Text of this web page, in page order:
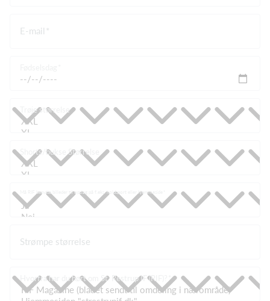
E-mail
Trøje størrelse
Shorts/bukse Størrelse
Må RIF benytte billeder til opslag på f.eks. holdsport eller hjemmeside
Strømpe størrelse
Hvorfra har du hørt om St. Restrup IF (RIF)?